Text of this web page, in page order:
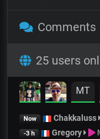
Comments
25 users
MT
Now Chakkaluss
-3 h Gregory